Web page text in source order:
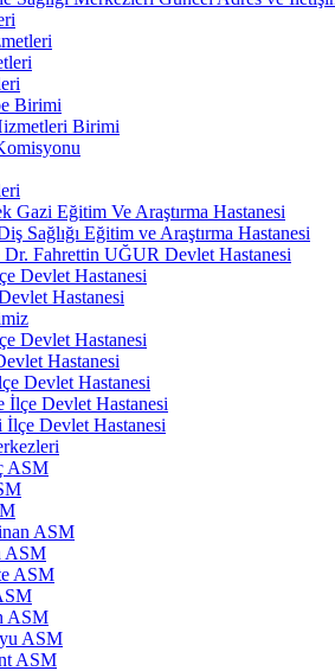
Birimi
Birimi
Gazi Eğitim Ve Araştırma Hastanesi
Sağlığı Eğitim ve Araştırma Hastanesi
Dr. Fahrettin UĞUR Devlet Hastanesi
Devlet Hastanesi
Hastanesi
Devlet Hastanesi
Hastanesi
Devlet Hastanesi
İlçe Devlet Hastanesi
Devlet Hastanesi
ASM
ASM
ASM
ASM
ASM
ASM
ASM